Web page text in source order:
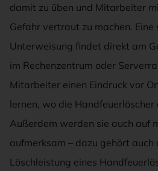
damit zu üben und Mitarbeiter
Gefahr vertraut zu machen. Eine
Unterweisung findet direkt am
im Rechenzentrum oder
Mitarbeiter einen Eindruck vor
lernen, wo die
Außerdem werden sie auch auf
aufmerksam – dazu gehört
Löschleistung eines